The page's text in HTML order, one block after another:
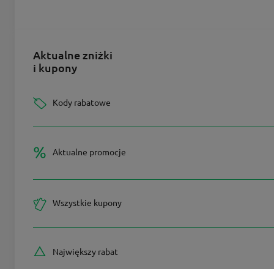
Aktualne zniżki
i kupony
Kody rabatowe
Aktualne promocje
Wszystkie kupony
Największy rabat